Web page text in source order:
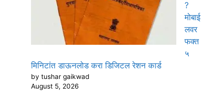
?
मोबाई
लवर
फक्त
५
मिनिटांत डाऊनलोड करा डिजिटल रेशन कार्ड
by tushar gaikwad
August 5, 2026